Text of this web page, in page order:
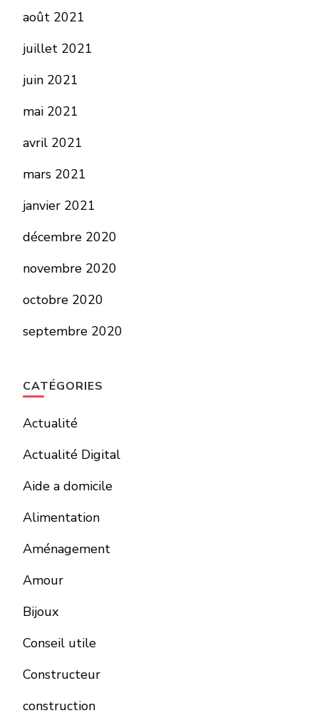
août 2021
juillet 2021
juin 2021
mai 2021
avril 2021
mars 2021
janvier 2021
décembre 2020
novembre 2020
octobre 2020
septembre 2020
CATÉGORIES
Actualité
Actualité Digital
Aide a domicile
Alimentation
Aménagement
Amour
Bijoux
Conseil utile
Constructeur
construction